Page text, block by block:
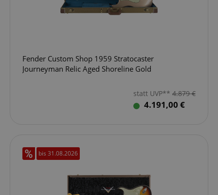
Fender Custom Shop 1959 Stratocaster
Journeyman Relic Aged Shoreline Gold
statt UVP** 4.879€
4.191,00 €
bis 31.08.2026